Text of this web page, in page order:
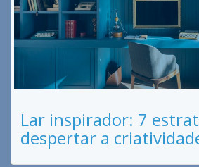
Lar inspirador: 7
despertar a